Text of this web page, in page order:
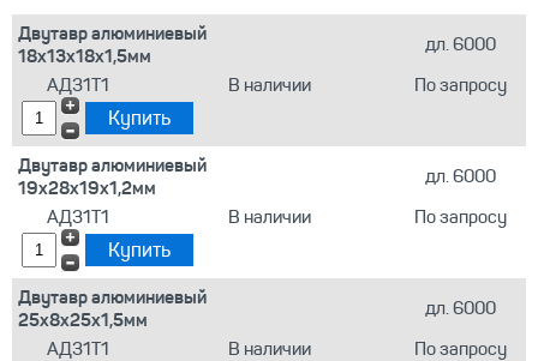
Двутавр алюминиевый
18х13х18х1,5мм
дл. 6000
АД31Т1
В наличии По запросу
Двутавр алюминиевый
19х28х19х1,2мм
дл. 6000
АД31Т1
В наличии По запросу
Двутавр алюминиевый
25х8х25х1,5мм
дл. 6000
АД31Т1
В наличии По запросу